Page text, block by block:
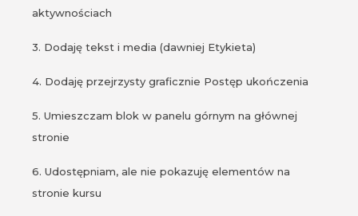
aktywnościach
3. Dodaję tekst i media (dawniej Etykieta)
4. Dodaję przejrzysty graficznie Postęp ukończenia
5. Umieszczam blok w panelu górnym na głównej
stronie
6. Udostępniam, ale nie pokazuję elementów na
stronie kursu